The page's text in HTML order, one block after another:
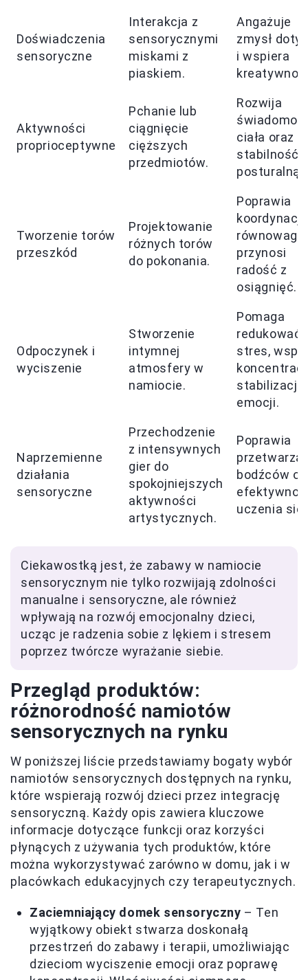
Doświadczenia
sensoryczne
Interakcja z
sensorycznymi
miskami z
piaskiem.
Angażuje
zmysł
i wspiera
Aktywności
proprioceptywne
Pchanie lub
ciągnięcie
cięższych
przedmiotów.
Rozwija
ciała oraz
stabilność
posturalną.
Tworzenie torów
przeszkód
Projektowanie
różnych torów
do pokonania.
Poprawia
równowagę
przynosi
radość z
osiągnięć.
Odpoczynek i
wyciszenie
Stworzenie
intymnej
atmosfery w
namiocie.
Pomaga
redukować
stres,
stabilizację
emocji.
Naprzemienne
działania
sensoryczne
Przechodzenie
z intensywnych
gier do
spokojniejszych
aktywności
artystycznych.
Poprawia
bodźców
uczenia się.
Ciekawostką jest, że zabawy w namiocie
sensorycznym nie tylko rozwijają zdolności
manualne i sensoryczne, ale również
wpływają na rozwój emocjonalny dzieci,
ucząc je radzenia sobie z lękiem i stresem
poprzez twórcze wyrażanie siebie.
Przegląd produktów:
różnorodność namiotów
sensorycznych na rynku
W poniższej liście przedstawiamy bogaty wybór
namiotów sensorycznych dostępnych na rynku,
które wspierają rozwój dzieci przez integrację
sensoryczną. Każdy opis zawiera kluczowe
informacje dotyczące funkcji oraz korzyści
płynących z używania tych produktów, które
można wykorzystywać zarówno w domu, jak i w
placówkach edukacyjnych czy terapeutycznych.
Zaciemniający domek sensoryczny – Ten
wyjątkowy obiekt stwarza doskonałą
przestrzeń do zabawy i terapii, umożliwiając
dzieciom wyciszenie emocji oraz poprawę